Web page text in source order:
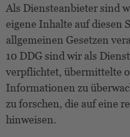
Als Diensteanbieter sind
eigene Inhalte auf diesen
allgemeinen Gesetzen
10 DDG sind wir als
verpflichtet, übermittelte
Informationen zu
zu forschen, die auf eine
hinweisen.